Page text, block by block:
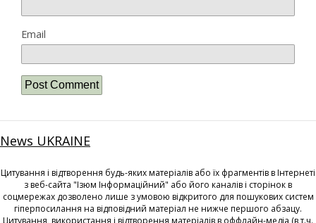
Email
News UKRAINE
Цитування і відтворення будь-яких матеріалів або їх фрагментів в Інтернеті
з веб-сайта "Ізюм Інформаційний" або його каналів і сторінок в
соцмережах дозволено лише з умовою відкритого для пошукових систем
гіперпосилання на відповідний матеріал не нижче першого абзацу.
Цитування, використання і відтворення матеріалів в оффлайн-медіа (в т.ч.